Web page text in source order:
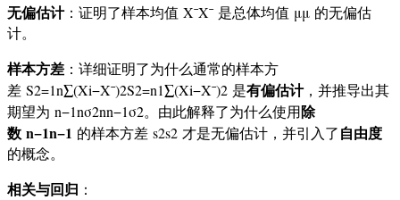
无偏估计：证明了样本均值 XˉXˉ是总体均值 μμ 的无偏估
计。
样本方差 ：详细证明了为什么通常的样本方
差 S2=1n∑(Xi−Xˉ)2S2=n1∑(Xi−Xˉ)2 是有偏估计，并推导出其
期望为 n−1nσ2nn−1σ2。由此解释了为什么使用除
数 n−1n−1 的样本方差 s2s2 才是无偏估计，并引入了自由度
的概念。
相关与回归 ：